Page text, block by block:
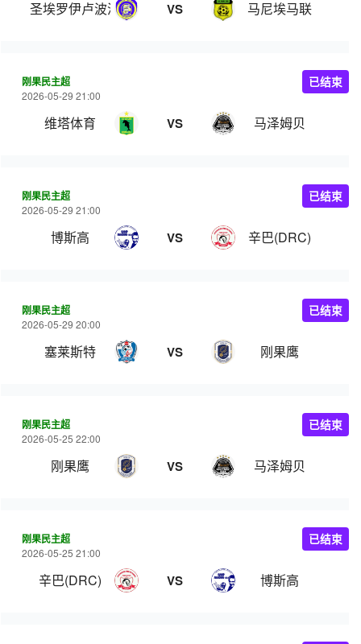
圣埃罗伊卢波波 VS 马尼埃马联
刚果民主超
2026-05-29 21:00
维塔体育 VS 马泽姆贝
已结束
刚果民主超
2026-05-29 21:00
博斯高 VS 辛巴(DRC)
已结束
刚果民主超
2026-05-29 20:00
塞莱斯特 VS 刚果鹰
已结束
刚果民主超
2026-05-25 22:00
刚果鹰 VS 马泽姆贝
已结束
刚果民主超
2026-05-25 21:00
辛巴(DRC) VS 博斯高
已结束